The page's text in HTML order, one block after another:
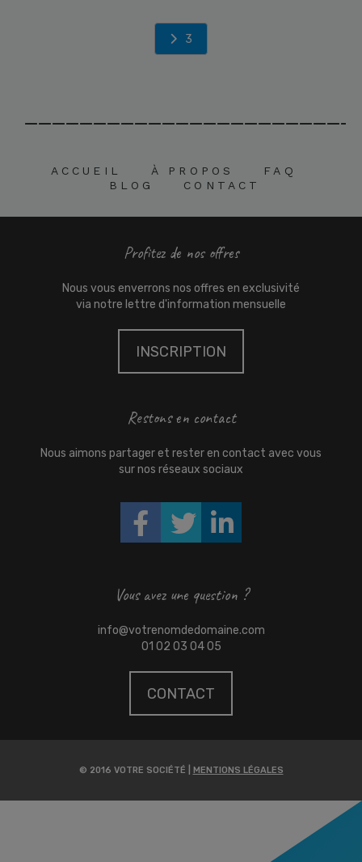
3
ACCUEIL À PROPOS FAQ
BLOG CONTACT
Profitez de nos offres
Nous vous enverrons nos offres en exclusivité
via notre lettre d'information mensuelle
INSCRIPTION
Restons en contact
Nous aimons partager et rester en contact avec vous
sur nos réseaux sociaux
Vous avez une question ?
info@votrenomdedomaine.com
01 02 03 04 05
CONTACT
© 2016 VOTRE SOCIÉTÉ | MENTIONS LÉGALES